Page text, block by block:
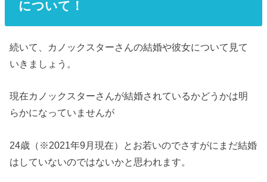
について！
続いて、カノックスターさんの結婚や彼女について見て
いきましょう。
現在カノックスターさんが結婚されているかどうかは明
らかになっていませんが
24歳（※2021年9月現在）とお若いのでさすがにまだ結婚
はしていないのではないかと思われます。